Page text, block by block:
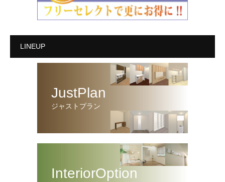
LINEUP
JustPlan
ジャストプラン
InteriorOption